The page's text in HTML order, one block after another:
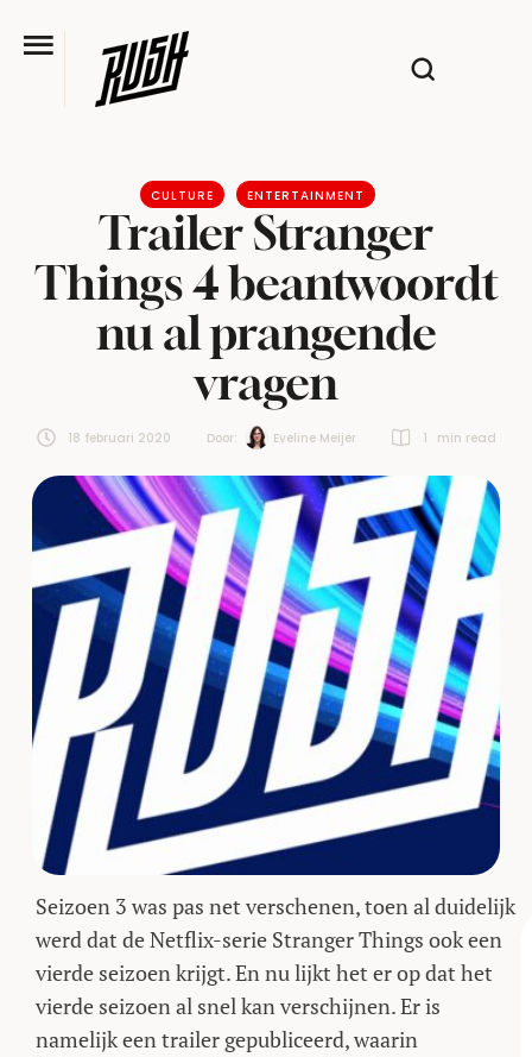
CULTURE ENTERTAINMENT
Trailer Stranger
Things 4 beantwoordt
nu al prangende
vragen
18 februari 2020 Door: Eveline Meijer 1 min read
Seizoen 3 was pas net verschenen, toen al duidelijk
werd dat de Netflix-serie Stranger Things ook een
vierde seizoen krijgt. En nu lijkt het er op dat het
vierde seizoen al snel kan verschijnen. Er is
namelijk een trailer gepubliceerd, waarin